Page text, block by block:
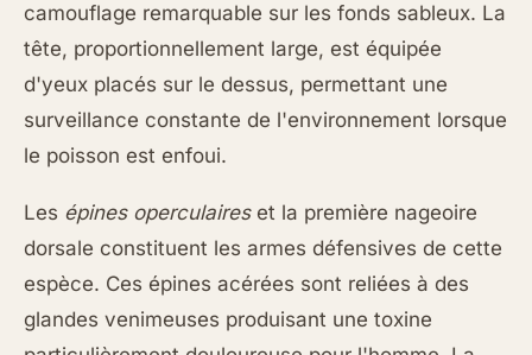
camouflage remarquable sur les fonds sableux. La
tête, proportionnellement large, est équipée
d'yeux placés sur le dessus, permettant une
surveillance constante de l'environnement lorsque
le poisson est enfoui.
Les épines operculaireset la première nageoire
dorsale constituent les armes défensives de cette
espèce. Ces épines acérées sont reliées à des
glandes venimeuses produisant une toxine